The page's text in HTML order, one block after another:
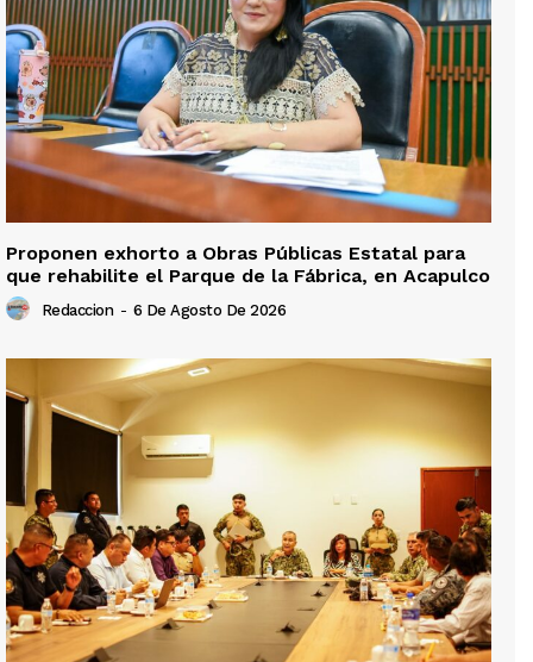
Proponen exhorto a Obras Públicas Estatal para
que rehabilite el Parque de la Fábrica, en Acapulco
Redaccion - 6 De Agosto De 2026